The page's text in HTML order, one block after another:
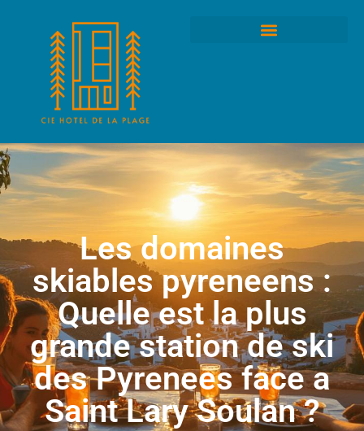
Les domaines
skiables pyreneens :
Quelle est la plus
grande station de ski
des Pyrenees face a
Saint Lary Soulan ?